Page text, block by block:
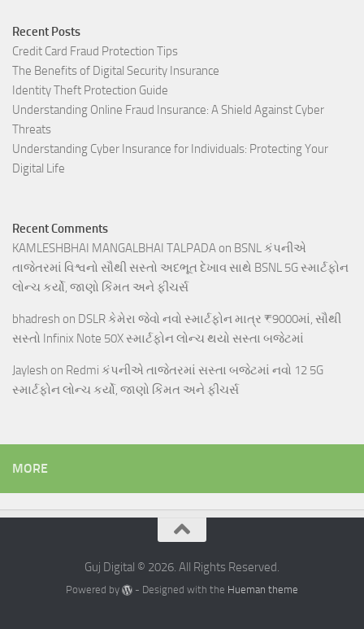
Recent Posts
Credit Card Fraud Protection Tips
The Benefits of Digital Security Insurance
Identity Theft Protection Guide
Understanding Online Fraud Insurance: A Shield Against Cyber
Threats
Understanding Cyber Insurance for Individuals: Protecting Your
Digital Life
Recent Comments
KAMLESHBHAI MANGALBHAI TALPADA on BSNL કંપનીએ
તાજેતરમાં વિશ્વનો સૌથી સસ્તો અદભૂત દેખાવ સાથે BSNL 5G સ્માર્ટફોન
લોન્ચ કર્યો, જાણો કિંમત અને ફીચર્સ
bhadresh on DSLR કેમેરા જેવો નવો સ્માર્ટફોન માત્ર ₹9000માં, સૌથી
સસ્તો Infinix Note 50X સ્માર્ટફોન લોન્ચ થયો સસ્તા બજેટમાં
Jaylesh on Redmi કંપનીએ તાજેતરમાં સસ્તા બજેટમાં નવો 12 5G
સ્માર્ટફોન લોન્ચ કર્યો, જાણો કિંમત અને ફીચર્સ
MORE
Guj Digital © 2026. All Rights Reserved.
Powered by - Designed with the Hueman theme